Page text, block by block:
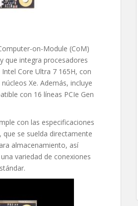
on-Module (CoM)
que integra procesadores
Core Ultra 7 165H, con
Xe. Además, incluye
con 16 líneas PCIe Gen
con las especificaciones
que se suelda directamente
almacenamiento, así
variedad de conexiones